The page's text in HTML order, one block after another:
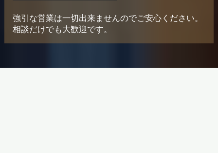
強引な営業は一切出来ませんのでご安心ください。
相談だけでも大歓迎です。